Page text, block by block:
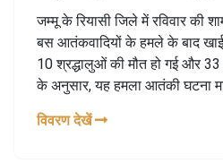
जम्मू के रियासी जिले में रविवार की
बस आतंकवादियों के हमले के बाद खाई
10 श्रद्धालुओं की मौत हो गई और
के अनुसार, यह हमला आतंकी घटना
विवरण देखें